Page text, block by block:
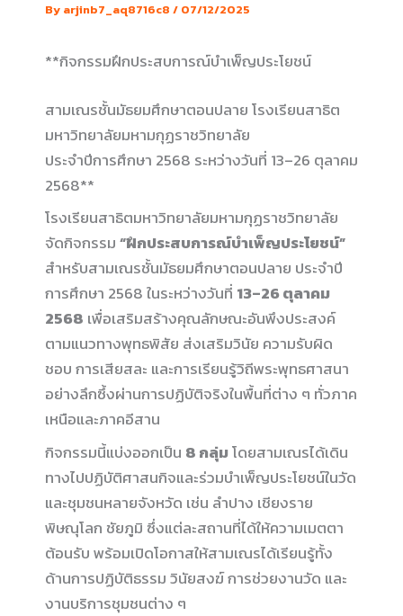
By arjinb7_aq8716c8 / 07/12/2025
**กิจกรรมฝึกประสบการณ์บำเพ็ญประโยชน์
สามเณรชั้นมัธยมศึกษาตอนปลาย โรงเรียนสาธิต
มหาวิทยาลัยมหามกุฏราชวิทยาลัย
ประจำปีการศึกษา 2568 ระหว่างวันที่ 13–26 ตุลาคม
2568**
โรงเรียนสาธิตมหาวิทยาลัยมหามกุฏราชวิทยาลัย
จัดกิจกรรม“ฝึกประสบการณ์บำเพ็ญประโยชน์”
สำหรับสามเณรชั้นมัธยมศึกษาตอนปลาย ประจำปี
การศึกษา 2568 ในระหว่างวันที่ 13–26 ตุลาคม
2568 เพื่อเสริมสร้างคุณลักษณะอันพึงประสงค์
ตามแนวทางพุทธพิสัย ส่งเสริมวินัย ความรับผิด
ชอบ การเสียสละ และการเรียนรู้วิถีพระพุทธศาสนา
อย่างลึกซึ้งผ่านการปฏิบัติจริงในพื้นที่ต่าง ๆ ทั่วภาค
เหนือและภาคอีสาน
กิจกรรมนี้แบ่งออกเป็น 8 กลุ่มโดยสามเณรได้เดิน
ทางไปปฏิบัติศาสนกิจและร่วมบำเพ็ญประโยชน์ในวัด
และชุมชนหลายจังหวัด เช่น ลำปาง เชียงราย
พิษณุโลก ชัยภูมิ ซึ่งแต่ละสถานที่ได้ให้ความเมตตา
ต้อนรับ พร้อมเปิดโอกาสให้สามเณรได้เรียนรู้ทั้ง
ด้านการปฏิบัติธรรม วินัยสงฆ์ การช่วยงานวัด และ
งานบริการชุมชนต่าง ๆ